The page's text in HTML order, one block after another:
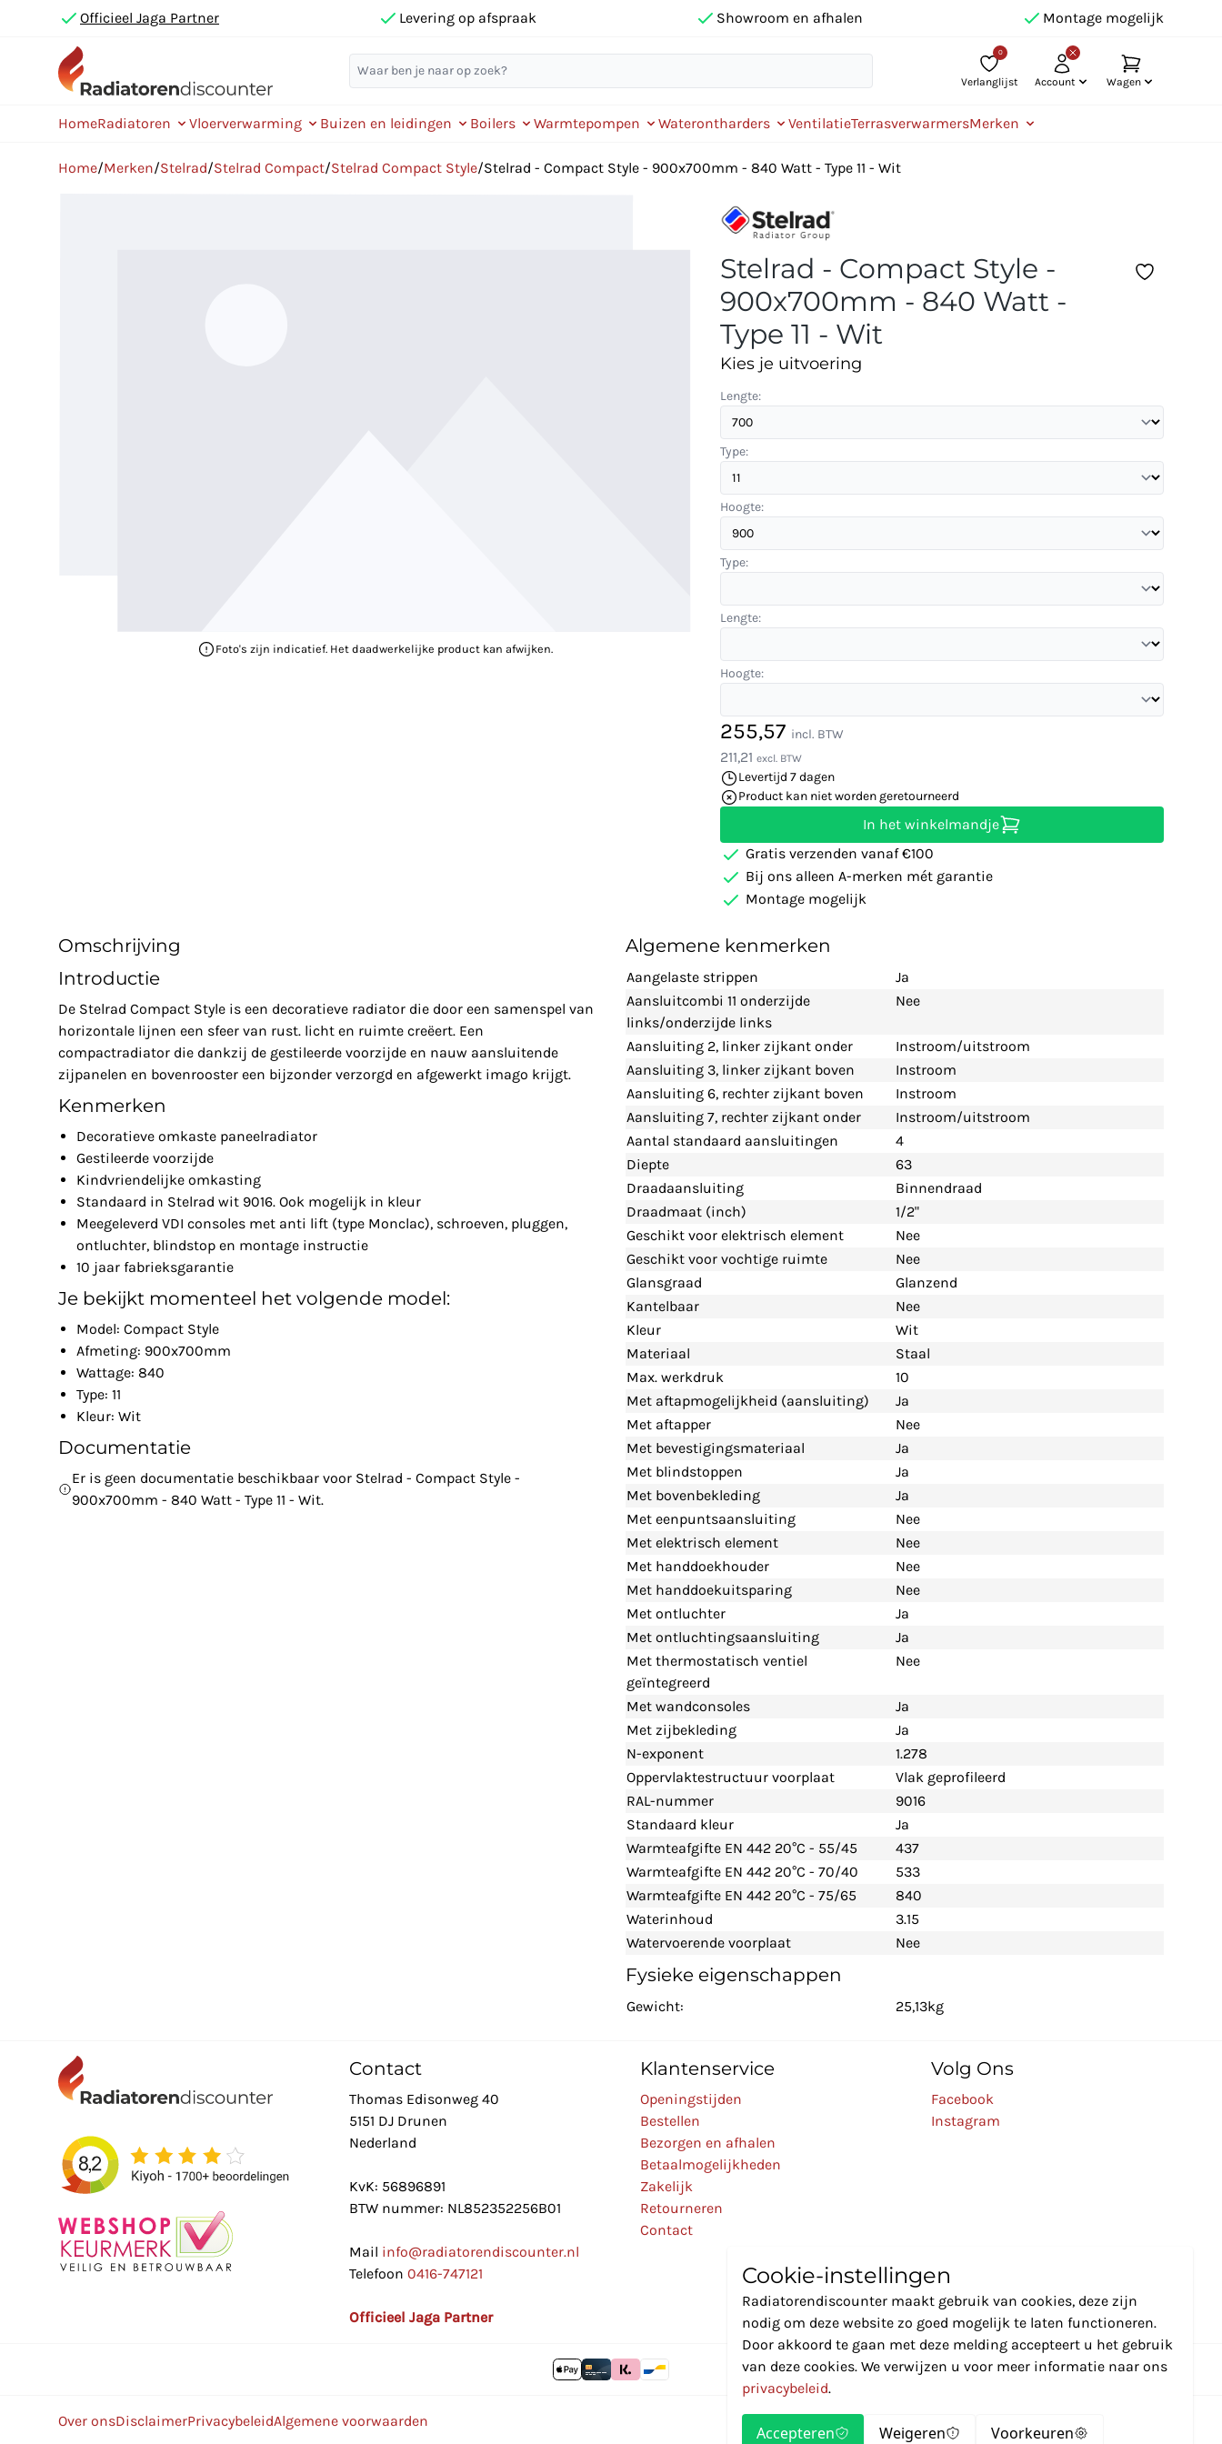
Officieel Jaga Partner Levering op afspraak Showroom en afhalen Montage mogelijk
0
Verlanglijst Account Wagen
HomeRadiatoren Vloerverwarming Buizen en leidingen Boilers Warmtepompen Waterontharders VentilatieTerrasverwarmersMerken
Home/Merken/Stelrad/Stelrad Compact/Stelrad Compact Style/Stelrad - Compact Style - 900x700mm - 840 Watt - Type 11 - Wit
Foto's zijn indicatief. Het daadwerkelijke product kan afwijken.
Stelrad - Compact Style -
900x700mm - 840 Watt -
Type 11 - Wit
Kies je uitvoering
Lengte:
Type:
Hoogte:
Type:
Lengte:
Hoogte:
255,57 incl. BTW
211,21 excl. BTW
Levertijd 7 dagen
Product kan niet worden geretourneerd
In het winkelmandje
Gratis verzenden vanaf €100
Bij ons alleen A-merken mét garantie
Montage mogelijk
Omschrijving
Introductie
De Stelrad Compact Style is een decoratieve radiator die door een samenspel van
horizontale lijnen een sfeer van rust. licht en ruimte creëert. Een
compactradiator die dankzij de gestileerde voorzijde en nauw aansluitende
zijpanelen en bovenrooster een bijzonder verzorgd en afgewerkt imago krijgt.
Kenmerken
Decoratieve omkaste paneelradiator
Gestileerde voorzijde
Kindvriendelijke omkasting
Standaard in Stelrad wit 9016. Ook mogelijk in kleur
Meegeleverd VDI consoles met anti lift (type Monclac), schroeven, pluggen,
ontluchter, blindstop en montage instructie
10 jaar fabrieksgarantie
Je bekijkt momenteel het volgende model:
Model: Compact Style
Afmeting: 900x700mm
Wattage: 840
Type: 11
Kleur: Wit
Documentatie
Er is geen documentatie beschikbaar voor Stelrad - Compact Style -
900x700mm - 840 Watt - Type 11 - Wit.
Algemene kenmerken
Aangelaste strippen
Ja
Aansluitcombi 11 onderzijde
links/onderzijde links
Nee
Aansluiting 2, linker zijkant onder
Instroom/uitstroom
Aansluiting 3, linker zijkant boven
Instroom
Aansluiting 6, rechter zijkant boven
Instroom
Aansluiting 7, rechter zijkant onder
Instroom/uitstroom
Aantal standaard aansluitingen
4
Diepte
63
Draadaansluiting
Binnendraad
Draadmaat (inch)
1/2"
Geschikt voor elektrisch element
Nee
Geschikt voor vochtige ruimte
Nee
Glansgraad
Glanzend
Kantelbaar
Nee
Kleur
Wit
Materiaal
Staal
Max. werkdruk
10
Met aftapmogelijkheid (aansluiting)
Ja
Met aftapper
Nee
Met bevestigingsmateriaal
Ja
Met blindstoppen
Ja
Met bovenbekleding
Ja
Met eenpuntsaansluiting
Nee
Met elektrisch element
Nee
Met handdoekhouder
Nee
Met handdoekuitsparing
Nee
Met ontluchter
Ja
Met ontluchtingsaansluiting
Ja
Met thermostatisch ventiel
geïntegreerd
Nee
Met wandconsoles
Ja
Met zijbekleding
Ja
N-exponent
1.278
Oppervlaktestructuur voorplaat
Vlak geprofileerd
RAL-nummer
9016
Standaard kleur
Ja
Warmteafgifte EN 442 20°C - 55/45
437
Warmteafgifte EN 442 20°C - 70/40
533
Warmteafgifte EN 442 20°C - 75/65
840
Waterinhoud
3.15
Watervoerende voorplaat
Nee
Fysieke eigenschappen
Gewicht: 25,13kg
Contact
Thomas Edisonweg 40
5151 DJ Drunen
Nederland
KvK: 56896891
BTW nummer: NL852352256B01
Mail info@radiatorendiscounter.nl
Telefoon 0416-747121
Officieel Jaga Partner
Klantenservice
Openingstijden
Bestellen
Bezorgen en afhalen
Betaalmogelijkheden
Zakelijk
Retourneren
Contact
Volg Ons
Facebook
Instagram
Over onsDisclaimerPrivacybeleidAlgemene voorwaarden
Cookie-instellingen
Radiatorendiscounter maakt gebruik van cookies, deze zijn
nodig om deze website zo goed mogelijk te laten functioneren.
Door akkoord te gaan met deze melding accepteert u het gebruik
van deze cookies. We verwijzen u voor meer informatie naar ons
privacybeleid.
Accepteren Weigeren Voorkeuren